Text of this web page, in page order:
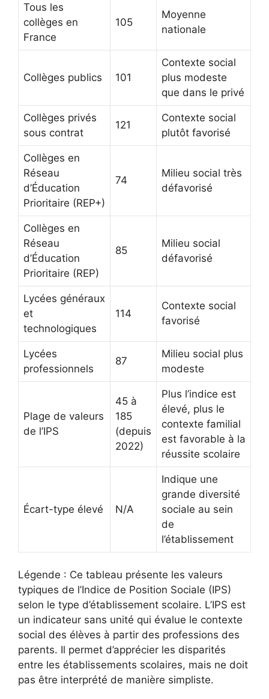
Tous les
collèges en
France
105
Moyenne
nationale
Collèges publics 101
Contexte social
plus modeste
que dans le privé
Collèges privés
sous contrat
121
Contexte social
plutôt favorisé
Collèges en
Réseau
d’Éducation
Prioritaire (REP+)
74
Milieu social très
défavorisé
Collèges en
Réseau
d’Éducation
Prioritaire (REP)
85
Milieu social
défavorisé
Lycées généraux
et
technologiques
114
Contexte social
favorisé
Lycées
professionnels
87
Milieu social plus
modeste
Plage de valeurs
de l’IPS
45 à
185
(depuis
2022)
Plus l’indice est
élevé, plus le
contexte familial
est favorable à la
réussite scolaire
Écart-type élevé N/A
Indique une
grande diversité
sociale au sein
de
l’établissement
Légende : Ce tableau présente les valeurs
typiques de l’Indice de Position Sociale (IPS)
selon le type d’établissement scolaire. L’IPS est
un indicateur sans unité qui évalue le contexte
social des élèves à partir des professions des
parents. Il permet d’apprécier les disparités
entre les établissements scolaires, mais ne doit
pas être interprété de manière simpliste.